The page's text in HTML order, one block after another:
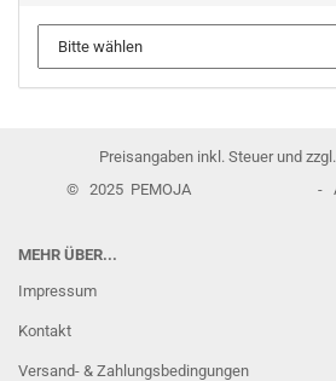
Preisangaben inkl. Steuer und zzgl.
© 2025 PEMOJA - Alle
MEHR ÜBER...
Impressum
Kontakt
Versand- & Zahlungsbedingungen